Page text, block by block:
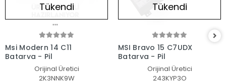
Tükendi
Msi Modern 14 C11
Batarya - Pil
Orijinal Üretici
2K3NNK9W
Tükendi
MSI Bravo 15 C7UDX
Batarya - Pil
Orijinal Üretici
243KYP3O